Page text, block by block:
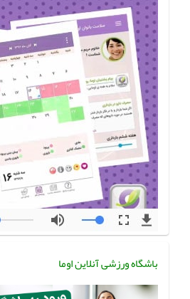
باشگاه ورزشی آنلاین اوما